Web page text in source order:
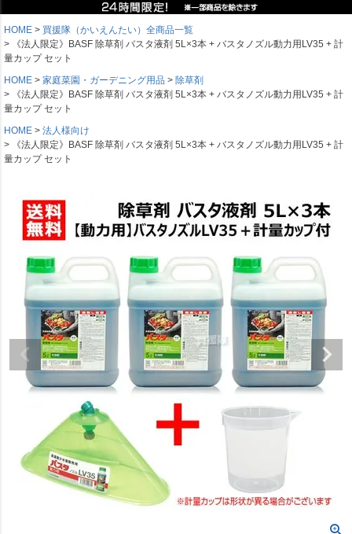
HOME
買援隊（かいえんたい）全商品一覧
《法人限定》BASF 除草剤 バスタ液剤 5L×3本 + バスタノズル動力用LV35 + 計
量カップ セット
HOME
家庭菜園・ガーデニング用品
除草剤
《法人限定》BASF 除草剤 バスタ液剤 5L×3本 + バスタノズル動力用LV35 + 計
量カップ セット
HOME
法人様向け
《法人限定》BASF 除草剤 バスタ液剤 5L×3本 + バスタノズル動力用LV35 + 計
量カップ セット